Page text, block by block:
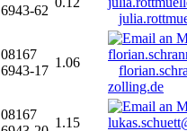
6943-62
08167
6943-17
1.06
zolling.de
08167
1.15